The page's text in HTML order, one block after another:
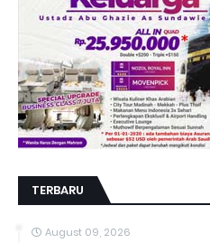
TERBARU
August 09, 2026